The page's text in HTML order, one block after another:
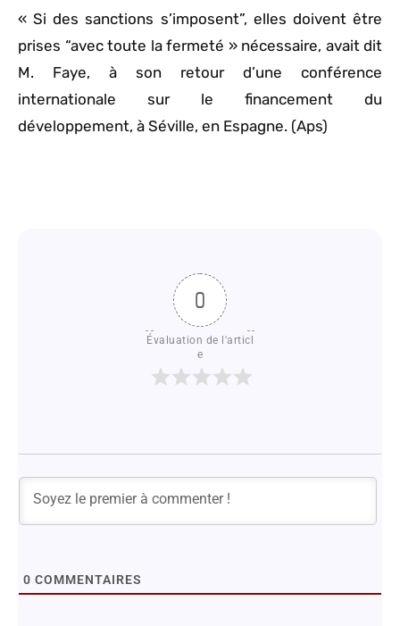
« Si des sanctions s’imposent”, elles doivent être
prises “avec toute la fermeté » nécessaire, avait dit
M. Faye, à son retour d’une conférence
internationale sur le financement du
développement, à Séville, en Espagne. (Aps)
0
Évaluation de l'articl
e
0 COMMENTAIRES